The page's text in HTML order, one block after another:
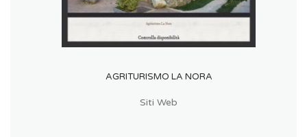
AGRITURISMO LA NORA
Siti Web